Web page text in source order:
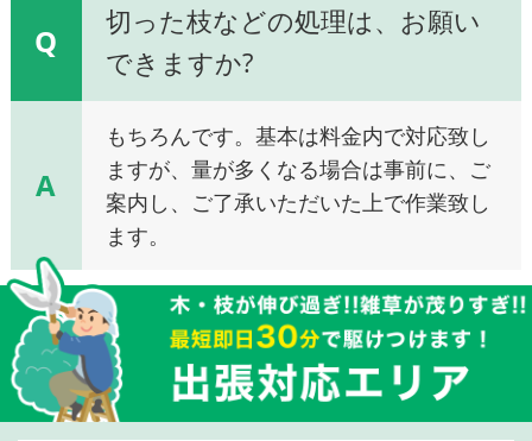
Q
切った枝などの処理は、お願い
できますか?
A
もちろんです。基本は料金内で対応致し
ますが、量が多くなる場合は事前に、ご
案内し、ご了承いただいた上で作業致し
ます。